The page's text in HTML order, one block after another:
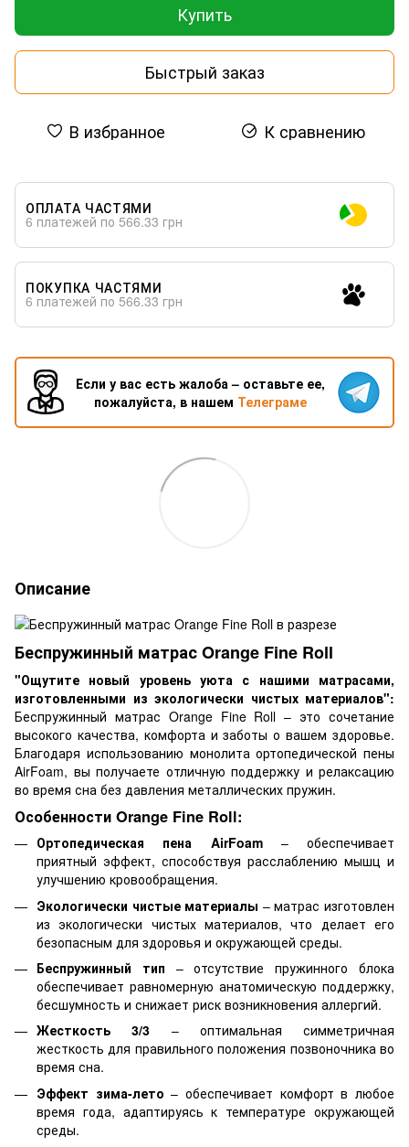
Купить
Быстрый заказ
В избранное К сравнению
ОПЛАТА ЧАСТЯМИ
6 платежей по 566.33 грн
ПОКУПКА ЧАСТЯМИ
6 платежей по 566.33 грн
Если у вас есть жалоба – оставьте ее,
пожалуйста, в нашем Телеграме
Описание
Беспружинный матрас Orange Fine Roll
"Ощутите новый уровень уюта с нашими матрасами,
изготовленными из экологически чистых материалов":
Беспружинный матрас Orange Fine Roll – это сочетание
высокого качества, комфорта и заботы о вашем здоровье.
Благодаря использованию монолита ортопедической пены
AirFoam, вы получаете отличную поддержку и релаксацию
во время сна без давления металлических пружин.
Особенности Orange Fine Roll:
Ортопедическая пена AirFoam – обеспечивает
приятный эффект, способствуя расслаблению мышц и
улучшению кровообращения.
Экологически чистые материалы – матрас изготовлен
из экологически чистых материалов, что делает его
безопасным для здоровья и окружающей среды.
Беспружинный тип – отсутствие пружинного блока
обеспечивает равномерную анатомическую поддержку,
бесшумность и снижает риск возникновения аллергий.
Жесткость 3/3 – оптимальная симметричная
жесткость для правильного положения позвоночника во
время сна.
Эффект зима-лето – обеспечивает комфорт в любое
время года, адаптируясь к температуре окружающей
среды.